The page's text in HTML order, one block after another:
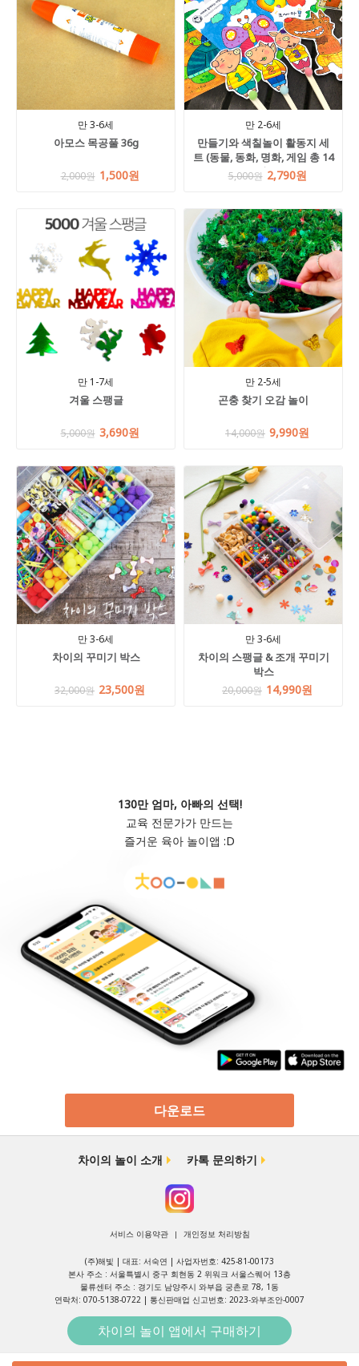
만 3-6세
아모스 목공풀 36g
2,000원 1,500원
만 2-6세
만들기와 색칠놀이 활동지 세
트 (동물, 동화, 명화, 게임 총 14
장)
5,000원 2,790원
만 1-7세
겨울 스팽글
5,000원 3,690원
만 2-5세
곤충 찾기 오감 놀이
14,000원 9,990원
만 3-6세
차이의 꾸미기 박스
32,000원 23,500원
만 3-6세
차이의 스팽글 & 조개 꾸미기
박스
20,000원 14,990원
130만 엄마, 아빠의 선택!
교육 전문가가 만드는
즐거운 육아 놀이앱 :D
다운로드
차이의 놀이 소개 카톡 문의하기
서비스 이용약관 | 개인정보 처리방침
(주)해빛 | 대표: 서숙연 | 사업자번호: 425-81-00173
본사 주소 : 서울특별시 중구 회현동 2 위워크 서울스퀘어 13층
물류센터 주소 : 경기도 남양주시 와부읍 궁촌로 78, 1동
연락처: 070-5138-0722 | 통신판매업 신고번호: 2023-와부조안-0007
Copyright HAVIT. Inc. All Rights Reserved.
차이의 놀이 앱에서 구매하기